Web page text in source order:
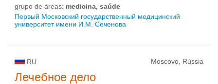
grupo de áreas: medicina, saúde
Первый Московский государственный медицинский
университет имени И.М. Сеченова
RU Moscovo, Rússia
Лечебное дело